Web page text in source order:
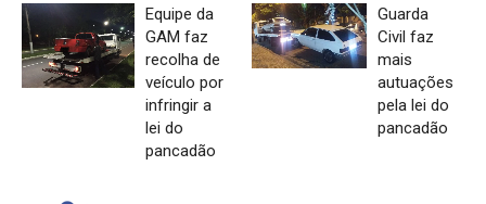
Equipe da
GAM faz
recolha de
veículo por
infringir a
lei do
pancadão
Guarda
Civil faz
mais
autuações
pela lei do
pancadão